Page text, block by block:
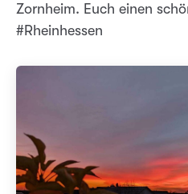
Zornheim. Euch einen
#Rheinhessen